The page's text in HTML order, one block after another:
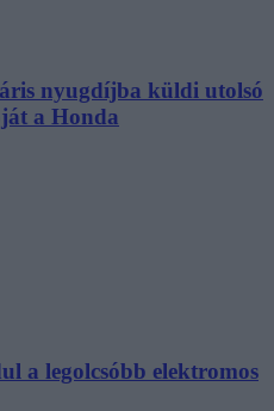
nyugdíjba küldi utolsó
a Honda
a legolcsóbb elektromos